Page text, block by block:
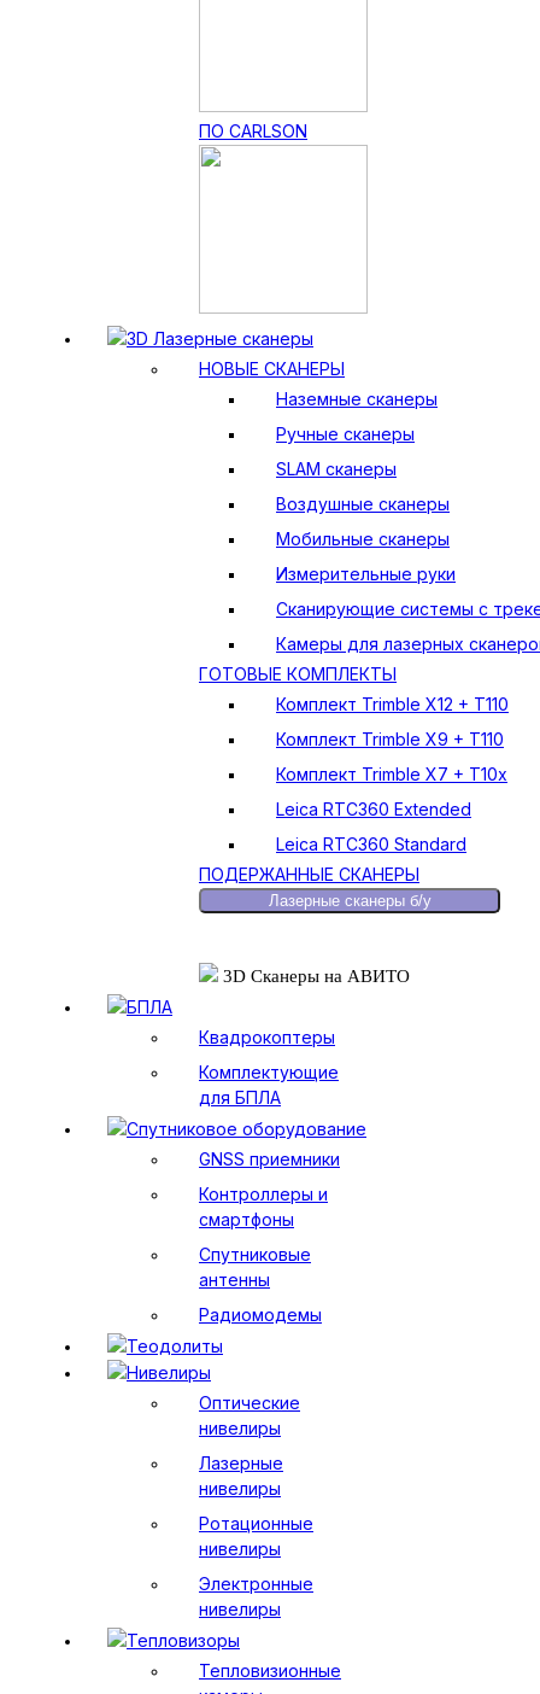
ПО CARLSON
3D Лазерные сканеры
НОВЫЕ СКАНЕРЫ
Наземные сканеры
Ручные сканеры
SLAM сканеры
Воздушные сканеры
Мобильные сканеры
Измерительные руки
Сканирующие системы с
Камеры для лазерных
ГОТОВЫЕ КОМПЛЕКТЫ
Комплект Trimble X12 + T110
Комплект Trimble X9 + T110
Комплект Trimble X7 + T10x
Leica RTC360 Extended
Leica RTC360 Standard
ПОДЕРЖАННЫЕ СКАНЕРЫ
Лазерные сканеры б/у
3D Сканеры на АВИТО
БПЛА
Квадрокоптеры
Комплектующие
для БПЛА
Спутниковое оборудование
GNSS приемники
Контроллеры и
смартфоны
Спутниковые
антенны
Радиомодемы
Теодолиты
Нивелиры
Оптические
нивелиры
Лазерные
нивелиры
Ротационные
нивелиры
Электронные
нивелиры
Тепловизоры
Тепловизионные